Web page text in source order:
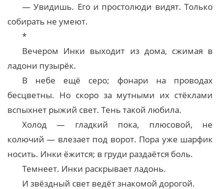
— Увидишь. Его и простолюди видят. Только
собирать не умеют.
*
Вечером Инки выходит из дома, сжимая в
ладони пузырёк.
В небе ещё серо; фонари на проводах
бесцветны. Но скоро за мутными их стёклами
вспыхнет рыжий свет. Тень такой любила.
Холод — гладкий пока, плюсовой, не
колючий — влезает под ворот. Пора уже шарфик
носить. Инки ёжится; в груди раздаётся боль.
Темнеет. Инки раскрывает ладонь.
И звёздный свет ведёт знакомой дорогой.